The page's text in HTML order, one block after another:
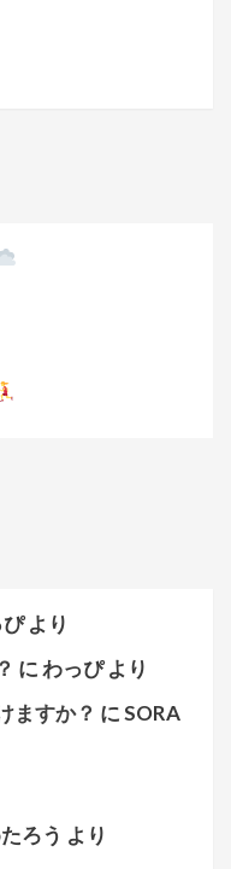
より
に わっぴより
ますか？ にSORA
ろう より